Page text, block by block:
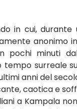
in cui, durante
anonimo
pochi minuti
surreale
anni del
caotica e
a Kampala